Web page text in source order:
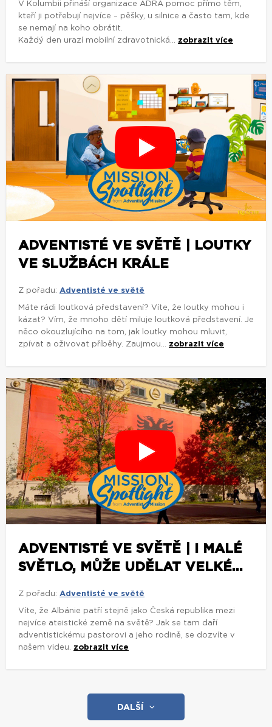
V Kolumbii přináší organizace ADRA pomoc přímo těm,
kteří ji potřebují nejvíce – pěšky, u silnice a často tam, kde
se nemají na koho obrátit.
Každý den urazí mobilní zdravotnická... zobrazit více
ADVENTISTÉ VE SVĚTĚ | LOUTKY
VE SLUŽBÁCH KRÁLE
Z pořadu: Adventisté ve světě
Máte rádi loutková představení? Víte, že loutky mohou i
kázat? Vím, že mnoho dětí miluje loutková představení. Je
něco okouzlujícího na tom, jak loutky mohou mluvit,
zpívat a oživovat příběhy. Zaujmou... zobrazit více
ADVENTISTÉ VE SVĚTĚ | I MALÉ
SVĚTLO, MŮŽE UDĚLAT VELKÉ...
Z pořadu: Adventisté ve světě
Víte, že Albánie patří stejně jako Česká republika mezi
nejvíce ateistické země na světě? Jak se tam daří
adventistickému pastorovi a jeho rodině, se dozvíte v
našem videu. zobrazit více
DALŠÍ